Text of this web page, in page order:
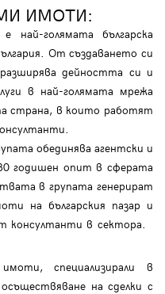
ИМОТИ:
голямата българска
От създаването си
дейността си и
в най-голямата мрежа
страна, в които работят
обединява агентски и
годишен опит в сферата
в групата генерират
на българския пазар и
консултанти в сектора.
специализирали в
на сделки с